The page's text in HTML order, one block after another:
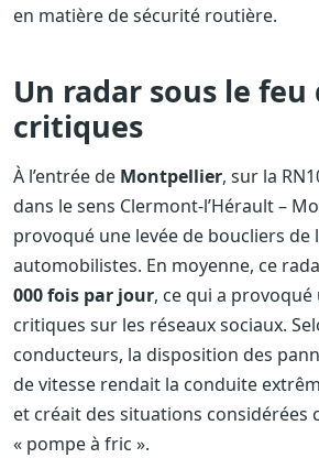
en matière de sécurité routière.
Un radar sous le feu
critiques
À l’entrée de Montpellier, sur la
dans le sens Clermont-l’Hérault –
provoqué une levée de boucliers de
automobilistes. En moyenne, ce
000 fois par jour, ce qui a
critiques sur les réseaux sociaux.
conducteurs, la disposition des
de vitesse rendait la conduite
et créait des situations considérées
« pompe à fric ».